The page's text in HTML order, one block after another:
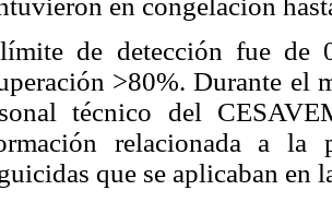
en congelación
de detección fue de
>80%. Durante el
técnico del
relacionada a
que se aplicaban en